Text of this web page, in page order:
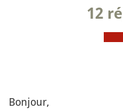
12
Bonjour,